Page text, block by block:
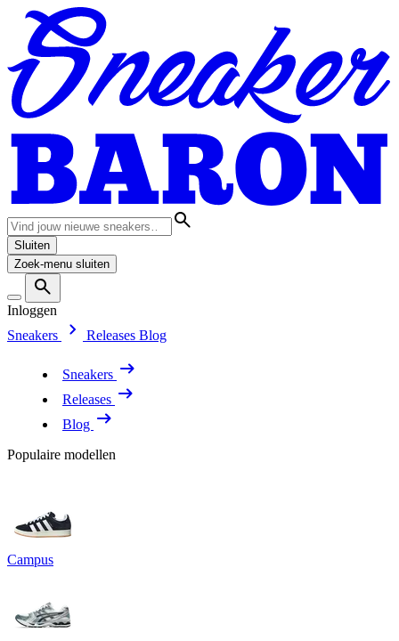
Sluiten
Zoek-menu sluiten
Inloggen
Sneakers
Releases Blog
Sneakers
Releases
Blog
Populaire modellen
Campus